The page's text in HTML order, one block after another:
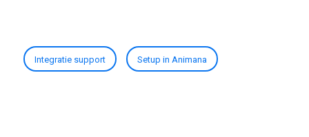
Integratie support Setup in Animana